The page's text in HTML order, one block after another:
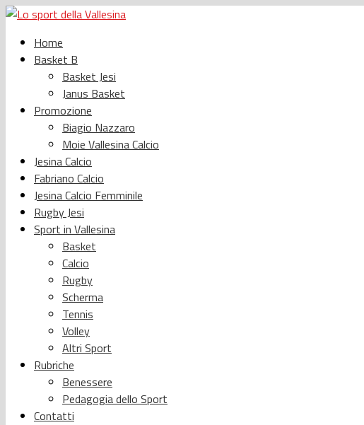
Home
Basket B
Basket Jesi
Janus Basket
Promozione
Biagio Nazzaro
Moie Vallesina Calcio
Jesina Calcio
Fabriano Calcio
Jesina Calcio Femminile
Rugby Jesi
Sport in Vallesina
Basket
Calcio
Rugby
Scherma
Tennis
Volley
Altri Sport
Rubriche
Benessere
Pedagogia dello Sport
Contatti